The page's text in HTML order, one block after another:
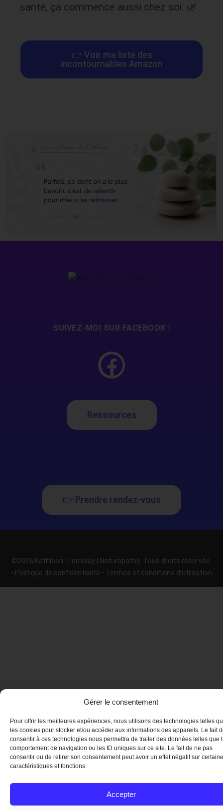
Gérer le consentement
Pour offrir les meilleures expériences, nous utilisons des technologies telles
les cookies pour stocker et/ou accéder aux informations des appareils. Le fait
consentir à ces technologies nous permettra de traiter des données telles que
comportement de navigation ou les ID uniques sur ce site. Le fait de ne pas
consentir ou de retirer son consentement peut avoir un effet négatif sur
caractéristiques et fonctions.
Accepter
santé, ça commence aussi chez soi. 🌿
👉 Voir ma liste des
incontournables Amazon
SUIVEZ-MOI SUR FACEBOOK :
Ressources
👉 Prendre rendez-vous
©2026 Kathleen Tremblay | Naturopathe. Tous droits réservés.
• Politique de confidentialité • Termes et conditions d’utlisation